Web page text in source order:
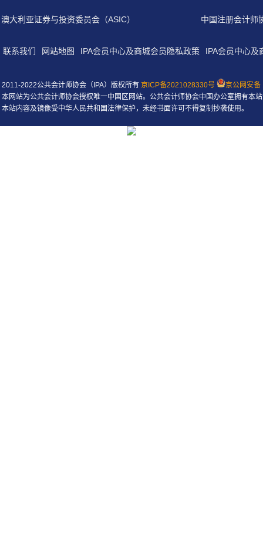
澳大利亚证券与投资委员会（ASIC） 中国注册会计师
联系我们 网站地图 IPA会员中心及商城会员隐私政策 IPA会员中心及
2011-2022公共会计师协会（IPA）版权所有 京ICP备2021028330号
京公网安
本网站为公共会计师协会授权唯一中国区网站。公共会计师协会中国办公室拥有本
本站内容及镜像受中华人民共和国法律保护，未经书面许可不得复制抄袭使用。